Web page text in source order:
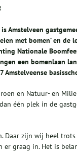
Amstelveen
met bomen’ en
Nationale
een bomenlaan
en Natuur- en
één plek in de
Daar zijn wij heel
er graag in. Het is